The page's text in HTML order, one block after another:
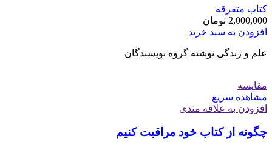
کتاب متفرقه
2,000,000 تومان
افزودن به سبد خرید
علم و زندگی نوشته گروه نویسندگان
مقایسه
مشاهده سریع
افزودن به علاقه مندی
چگونه از کتاب خود مراقبت کنیم